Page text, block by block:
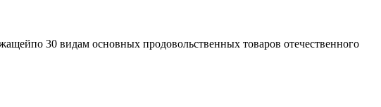
30 видам основных продовольственных товаров отечественного